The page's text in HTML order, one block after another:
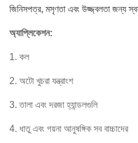
জিনিসপত্র, মসৃণতা এবং উজ্জ্বলতা জন্য
অ্যাপ্লিকেশন:
1. কল
2. অটো খুচরা যন্ত্রাংশ
3. তালা এবং দরজা হ্যান্ডলগুলি
4. ধাতু এবং গয়না আনুষঙ্গিক সব বাচ্চাদের